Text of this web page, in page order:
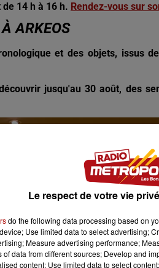
14 h à 16 h. Rendez-vous sur
ARKEOS
et des objets, issus
jusqu'au 30 août, des
Le respect de votre vie
do the following data processing based on
Use limited data to select advertising;
Measure advertising performance;
of data from different sources; Develop and
content; Use limited data to select